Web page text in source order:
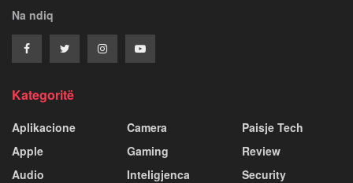
Na ndiq
Kategoritë
Aplikacione
Apple
Audio
Camera
Gaming
Inteligjenca
Paisje Tech
Review
Security